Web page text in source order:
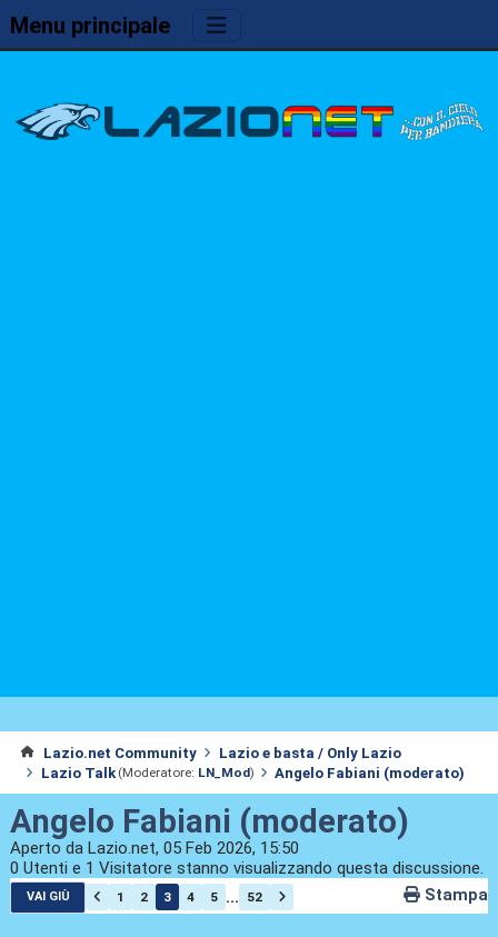
Menu principale
Lazio.net Community
Lazio e basta / Only Lazio
Lazio Talk (Moderatore: LN_Mod) Angelo Fabiani (moderato)
Angelo Fabiani (moderato)
Aperto da Lazio.net, 05 Feb 2026, 15:50
0 Utenti e 1 Visitatore stanno visualizzando questa discussione.
VAI GIÙ 1 2 3 4 5 ... 52 Stampa